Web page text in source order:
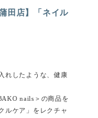
田店】「ネイル
れしたような、健康
nails＞の商品を
ルケア」をレクチャ